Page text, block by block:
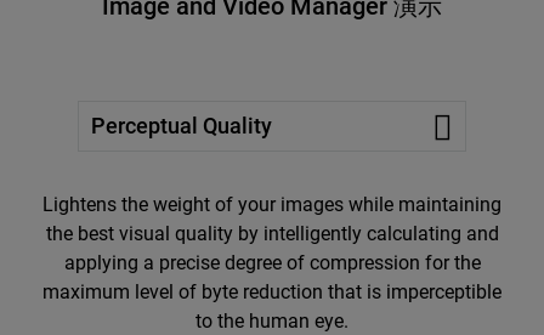
Image and Video Manager 演示
Perceptual Quality
Lightens the weight of your images while maintaining
the best visual quality by intelligently calculating and
applying a precise degree of compression for the
maximum level of byte reduction that is imperceptible
to the human eye.